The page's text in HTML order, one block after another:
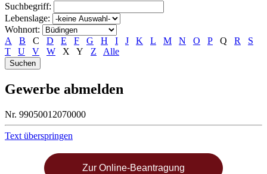
Suchbegriff:
Lebenslage:
Wohnort:
A
B C D E F G H I J K L M N O P Q R
S
T
U V W X Y Z Alle
Gewerbe abmelden
Nr. 99050012070000
Text überspringen
Zur Online-Beantragung